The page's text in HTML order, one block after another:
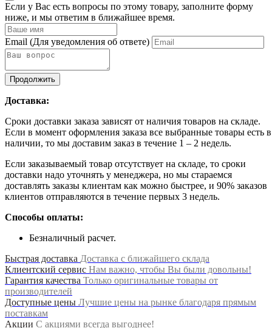
Если у Вас есть вопросы по этому товару, заполните форму
ниже, и мы ответим в ближайшее время.
Email (Для уведомления об ответе)
Продолжить
Доставка:
Сроки доставки заказа зависят от наличия товаров на складе.
Если в момент оформления заказа все выбранные товары есть в
наличии, то мы доставим заказ в течение 1 – 2 недель.
Если заказываемый товар отсутствует на складе, то сроки
доставки надо уточнять у менеджера, но мы стараемся
доставлять заказы клиентам как можно быстрее, и 90% заказов
клиентов отправляются в течение первых 3 недель.
Способы оплаты:
Безналичный расчет.
Быстрая доставка Доставка с ближайшего склада
Клиентский сервис Нам важно, чтобы Вы были довольны!
Гарантия качества Только оригинальные товары от
производителей
Доступные цены Лучшие цены на рынке благодаря прямым
поставкам
Акции С акциями всегда выгоднее!